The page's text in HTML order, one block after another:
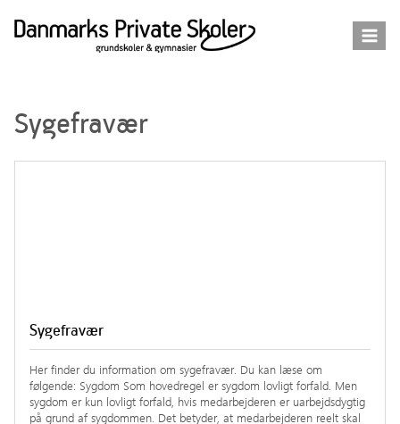
Sygefravær
Sygefravær
Her finder du information om sygefravær. Du kan læse om
følgende: Sygdom Som hovedregel er sygdom lovligt forfald. Men
sygdom er kun lovligt forfald, hvis medarbejderen er uarbejdsdygtig
på grund af sygdommen. Det betyder, at medarbejderen reelt skal